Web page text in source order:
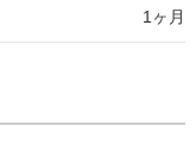
1ヶ月